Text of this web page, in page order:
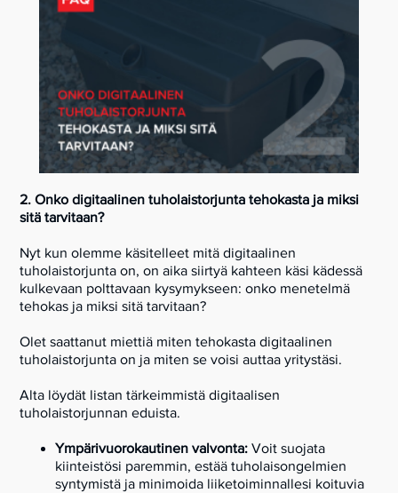
2. Onko digitaalinen tuholaistorjunta tehokasta ja miksi
sitä tarvitaan?
Nyt kun olemme käsitelleet mitä digitaalinen
tuholaistorjunta on, on aika siirtyä kahteen käsi kädessä
kulkevaan polttavaan kysymykseen: onko menetelmä
tehokas ja miksi sitä tarvitaan?
Olet saattanut miettiä miten tehokasta digitaalinen
tuholaistorjunta on ja miten se voisi auttaa yritystäsi.
Alta löydät listan tärkeimmistä digitaalisen
tuholaistorjunnan eduista.
Ympärivuorokautinen valvonta: Voit suojata
kiinteistösi paremmin, estää tuholaisongelmien
syntymistä ja minimoida liiketoiminnallesi koituvia